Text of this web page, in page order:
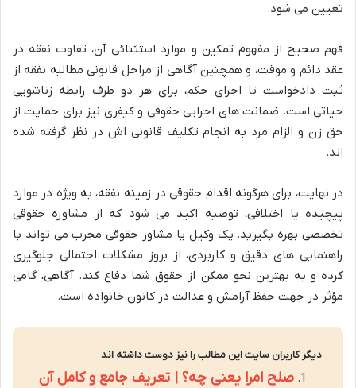
تعیین می شود.
فهم صحیح از مفهوم تمکین و موارد استثنائی آن، تفاوت نفقه در
عقد دائم و موقت، و همچنین آگاهی از مراحل قانونی مطالبه نفقه از
ثبت دادخواست تا اجرای حکم، برای هر دو طرف رابطه زناشویی
حیاتی است. ضمانت های اجرایی حقوقی و کیفری نیز برای حمایت از
حق زن و الزام مرد به انجام تکلیف قانونی اش در نظر گرفته شده
اند.
در نهایت، برای هرگونه اقدام حقوقی در زمینه نفقه، به ویژه در موارد
پیچیده یا اختلافی، توصیه اکید می شود که از مشاوره حقوقی
تخصصی بهره بگیرید. یک وکیل یا مشاور حقوقی مجرب می تواند با
راهنمایی های دقیق و کاربردی، از بروز مشکلات احتمالی جلوگیری
کرده و به بهترین نحو ممکن از حقوق شما دفاع کند. آگاهی، گامی
مؤثر در جهت حفظ آرامش و عدالت در کانون خانواده است.
دیگر کاربران سایت این مطالب را نیز دوست داشته اند
صلح امرا یعنی چه؟ | تعریف جامع و کامل آن